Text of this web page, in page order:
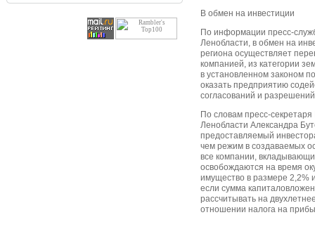
В обмен на инвестиции
По информации пресс-
Ленобласти, в обмен на
региона осуществляет
компанией, из категории
в установленном законом
оказать предприятию
согласований и
По словам пресс-
Ленобласти Александра
предоставляемый
чем режим в создаваемых
все компании,
освобождаются на время
имущество в размере 2,2%
если сумма
рассчитывать на
отношении налога на